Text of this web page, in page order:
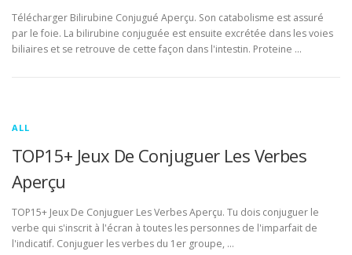
Télécharger Bilirubine Conjugué Aperçu. Son catabolisme est assuré
par le foie. La bilirubine conjuguée est ensuite excrétée dans les voies
biliaires et se retrouve de cette façon dans l'intestin. Proteine …
ALL
TOP15+ Jeux De Conjuguer Les Verbes
Aperçu
TOP15+ Jeux De Conjuguer Les Verbes Aperçu. Tu dois conjuguer le
verbe qui s'inscrit à l'écran à toutes les personnes de l'imparfait de
l'indicatif. Conjuguer les verbes du 1er groupe, …